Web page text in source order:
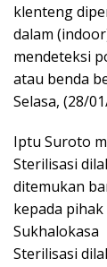
klenteng
dalam
mendeteksi
atau benda
Selasa, (28/
Iptu Suroto
Sterilisasi
ditemukan
kepada
Sukhalokasa
Sterilisasi